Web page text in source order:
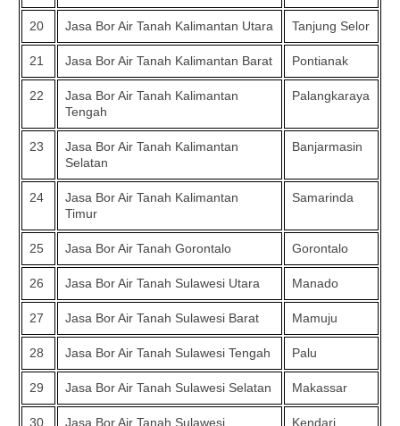
20 Jasa Bor Air Tanah Kalimantan Utara Tanjung Selor
21 Jasa Bor Air Tanah Kalimantan Barat Pontianak
22
Jasa Bor Air Tanah Kalimantan
Tengah
Palangkaraya
23
Jasa Bor Air Tanah Kalimantan
Selatan
Banjarmasin
24
Jasa Bor Air Tanah Kalimantan
Timur
Samarinda
25 Jasa Bor Air Tanah Gorontalo Gorontalo
26 Jasa Bor Air Tanah Sulawesi Utara Manado
27 Jasa Bor Air Tanah Sulawesi Barat Mamuju
28 Jasa Bor Air Tanah Sulawesi Tengah Palu
29 Jasa Bor Air Tanah Sulawesi Selatan Makassar
30 Jasa Bor Air Tanah Sulawesi Kendari